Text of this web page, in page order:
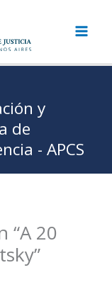
y
de
- APCS
“A 20